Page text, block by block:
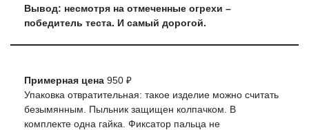
Вывод: несмотря на отмеченные огрехи –
победитель теста. И самый дорогой.
Примерная цена 950 ₽
Упаковка отвратительная: такое изделие можно считать
безымянным. Пыльник защищен колпачком. В
комплекте одна гайка. Фиксатор пальца не